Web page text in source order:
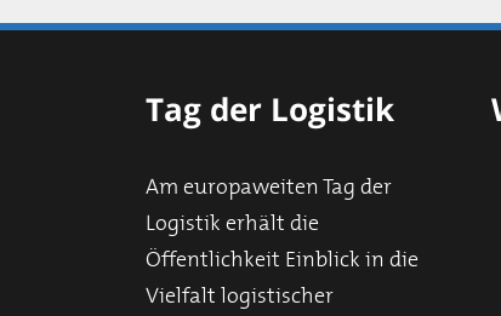
Tag der Logistik
Am europaweiten Tag der
Logistik erhält die
Öffentlichkeit Einblick in die
Vielfalt logistischer